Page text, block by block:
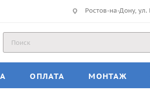
Ростов-на-Дону,
ОПЛАТА МОНТАЖ